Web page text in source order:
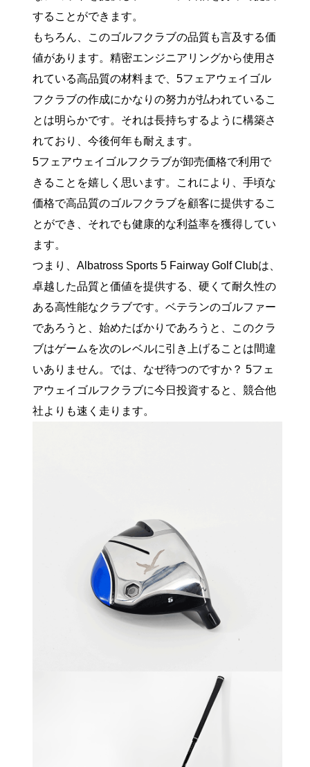
することができます。
もちろん、このゴルフクラブの品質も言及する価
値があります。精密エンジニアリングから使用さ
れている高品質の材料まで、5フェアウェイゴル
フクラブの作成にかなりの努力が払われているこ
とは明らかです。それは長持ちするように構築さ
れており、今後何年も耐えます。
5フェアウェイゴルフクラブが卸売価格で利用で
きることを嬉しく思います。これにより、手頃な
価格で高品質のゴルフクラブを顧客に提供するこ
とができ、それでも健康的な利益率を獲得してい
ます。
つまり、Albatross Sports 5 Fairway Golf Clubは、
卓越した品質と価値を提供する、硬くて耐久性の
ある高性能なクラブです。ベテランのゴルファー
であろうと、始めたばかりであろうと、このクラ
ブはゲームを次のレベルに引き上げることは間違
いありません。では、なぜ待つのですか？ 5フェ
アウェイゴルフクラブに今日投資すると、競合他
社よりも速く走ります。